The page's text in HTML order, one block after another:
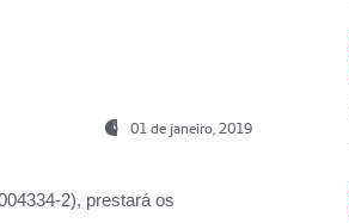
01 de janeiro, 2019
2), prestará os